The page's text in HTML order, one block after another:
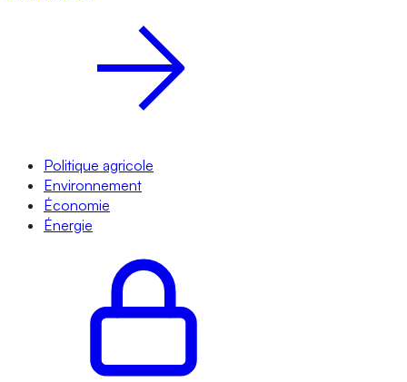
Politique agricole
Environnement
Économie
Énergie